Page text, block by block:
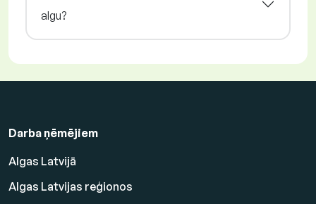
algu?
Darba ņēmējiem
Algas Latvijā
Algas Latvijas reģionos